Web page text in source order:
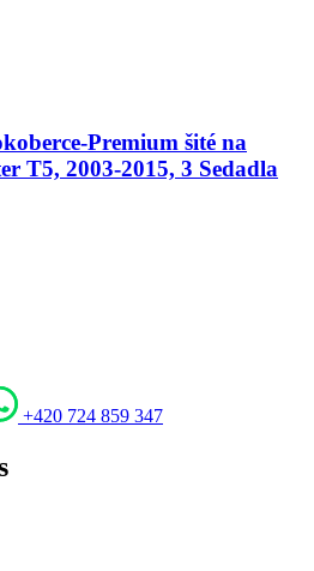
Premium šité na
T5, 2003-2015, 3 Sedadla
+420 724 859 347